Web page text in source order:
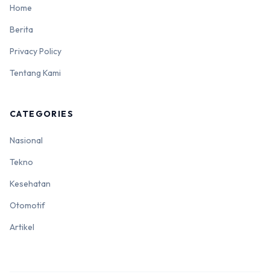
Home
Berita
Privacy Policy
Tentang Kami
CATEGORIES
Nasional
Tekno
Kesehatan
Otomotif
Artikel